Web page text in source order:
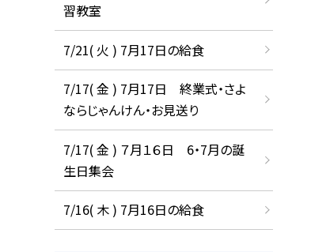
習教室
7/21( 火 ) 7月17日の給食
7/17( 金 ) 7月17日 終業式・さよ
ならじゃんけん・お見送り
7/17( 金 ) ７月１６日 6・7月の誕
生日集会
7/16( 木 ) 7月16日の給食